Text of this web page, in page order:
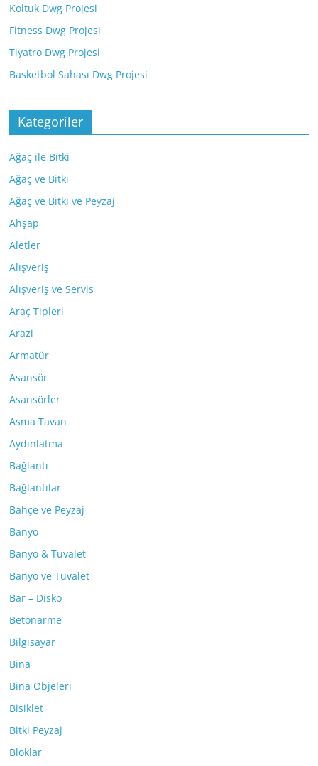
Koltuk Dwg Projesi
Fitness Dwg Projesi
Tiyatro Dwg Projesi
Basketbol Sahası Dwg Projesi
Kategoriler
Ağaç ile Bitki
Ağaç ve Bitki
Ağaç ve Bitki ve Peyzaj
Ahşap
Aletler
Alışveriş
Alışveriş ve Servis
Araç Tipleri
Arazi
Armatür
Asansör
Asansörler
Asma Tavan
Aydınlatma
Bağlantı
Bağlantılar
Bahçe ve Peyzaj
Banyo
Banyo & Tuvalet
Banyo ve Tuvalet
Bar – Disko
Betonarme
Bilgisayar
Bina
Bina Objeleri
Bisiklet
Bitki Peyzaj
Bloklar